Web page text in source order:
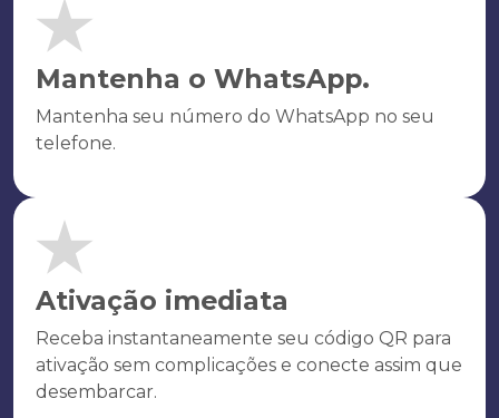
Mantenha o WhatsApp.
Mantenha seu número do WhatsApp no seu
telefone.
Ativação imediata
Receba instantaneamente seu código QR para
ativação sem complicações e conecte assim que
desembarcar.